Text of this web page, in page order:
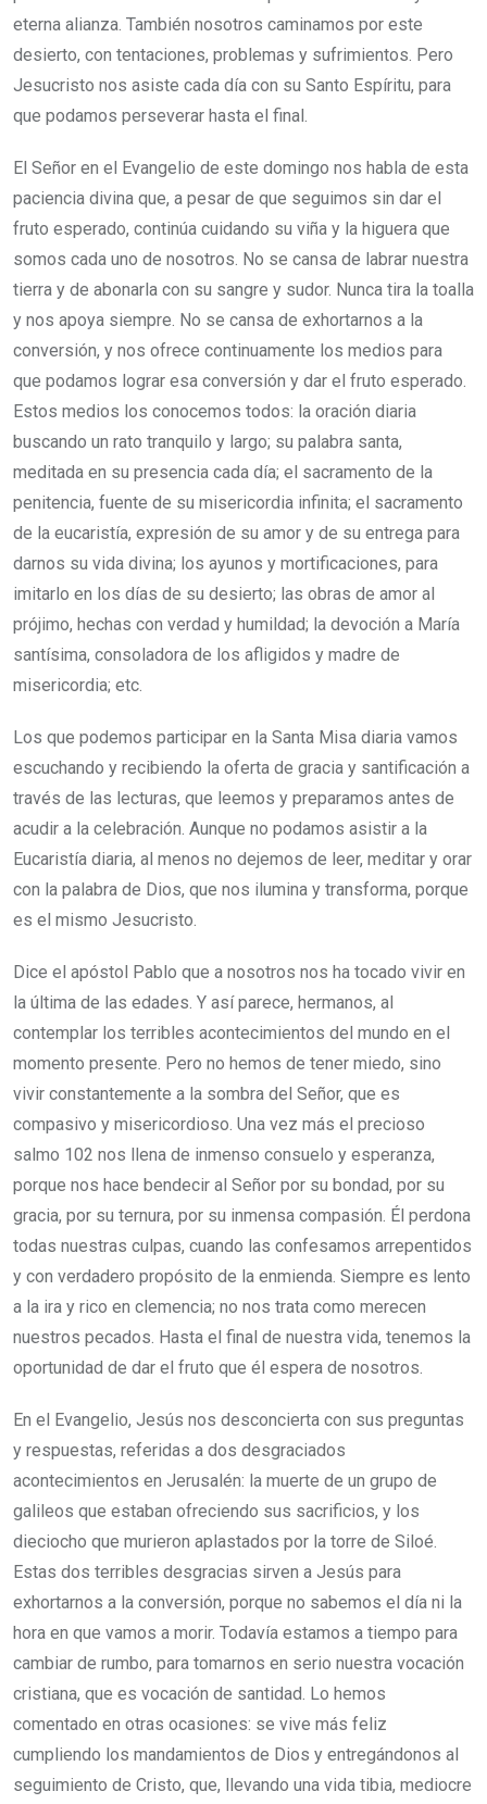
eterna alianza. También nosotros caminamos por este
desierto, con tentaciones, problemas y sufrimientos. Pero
Jesucristo nos asiste cada día con su Santo Espíritu, para
que podamos perseverar hasta el final.
El Señor en el Evangelio de este domingo nos habla de esta
paciencia divina que, a pesar de que seguimos sin dar el
fruto esperado, continúa cuidando su viña y la higuera que
somos cada uno de nosotros. No se cansa de labrar nuestra
tierra y de abonarla con su sangre y sudor. Nunca tira la toalla
y nos apoya siempre. No se cansa de exhortarnos a la
conversión, y nos ofrece continuamente los medios para
que podamos lograr esa conversión y dar el fruto esperado.
Estos medios los conocemos todos: la oración diaria
buscando un rato tranquilo y largo; su palabra santa,
meditada en su presencia cada día; el sacramento de la
penitencia, fuente de su misericordia infinita; el sacramento
de la eucaristía, expresión de su amor y de su entrega para
darnos su vida divina; los ayunos y mortificaciones, para
imitarlo en los días de su desierto; las obras de amor al
prójimo, hechas con verdad y humildad; la devoción a María
santísima, consoladora de los afligidos y madre de
misericordia; etc.
Los que podemos participar en la Santa Misa diaria vamos
escuchando y recibiendo la oferta de gracia y santificación a
través de las lecturas, que leemos y preparamos antes de
acudir a la celebración. Aunque no podamos asistir a la
Eucaristía diaria, al menos no dejemos de leer, meditar y orar
con la palabra de Dios, que nos ilumina y transforma, porque
es el mismo Jesucristo.
Dice el apóstol Pablo que a nosotros nos ha tocado vivir en
la última de las edades. Y así parece, hermanos, al
contemplar los terribles acontecimientos del mundo en el
momento presente. Pero no hemos de tener miedo, sino
vivir constantemente a la sombra del Señor, que es
compasivo y misericordioso. Una vez más el precioso
salmo 102 nos llena de inmenso consuelo y esperanza,
porque nos hace bendecir al Señor por su bondad, por su
gracia, por su ternura, por su inmensa compasión. Él perdona
todas nuestras culpas, cuando las confesamos arrepentidos
y con verdadero propósito de la enmienda. Siempre es lento
a la ira y rico en clemencia; no nos trata como merecen
nuestros pecados. Hasta el final de nuestra vida, tenemos la
oportunidad de dar el fruto que él espera de nosotros.
En el Evangelio, Jesús nos desconcierta con sus preguntas
y respuestas, referidas a dos desgraciados
acontecimientos en Jerusalén: la muerte de un grupo de
galileos que estaban ofreciendo sus sacrificios, y los
dieciocho que murieron aplastados por la torre de Siloé.
Estas dos terribles desgracias sirven a Jesús para
exhortarnos a la conversión, porque no sabemos el día ni la
hora en que vamos a morir. Todavía estamos a tiempo para
cambiar de rumbo, para tomarnos en serio nuestra vocación
cristiana, que es vocación de santidad. Lo hemos
comentado en otras ocasiones: se vive más feliz
cumpliendo los mandamientos de Dios y entregándonos al
seguimiento de Cristo, que, llevando una vida tibia, mediocre